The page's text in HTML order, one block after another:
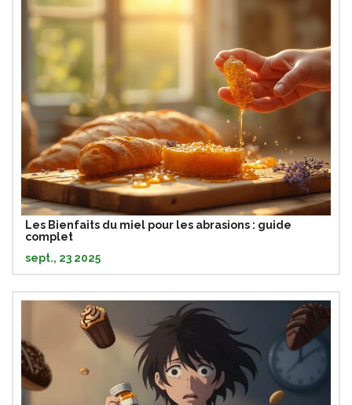
Les Bienfaits du miel pour les abrasions : guide
complet
sept., 23 2025